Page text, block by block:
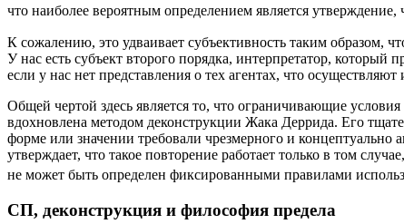
что наи­бо­лее веро­ят­ным опре­де­ле­ни­ем явля­ет­ся
К сожа­ле­нию, это удва­и­ва­ет субъ­ек­тив­ность таким обра­зом,
У нас есть субъ­ект вто­ро­го поряд­ка, интер­пре­та­тор, кото­рый
если у нас нет пред­став­ле­ния о тех аген­тах, что
Общей чер­той здесь явля­ет­ся то, что огра­ни­чи­ва­ю­щие
вдох­нов­ле­на мето­дом декон­струк­ции Жака Дер­ри­да. Его
фор­ме или зна­че­нии тре­бо­ва­ли чрез­мер­но­го и кон­цеп­ту­аль­но
утвер­жда­ет, что такое повто­ре­ние рабо­та­ет толь­ко в том
не может быть опре­де­лен фик­си­ро­ван­ны­ми пра­ви­ла­ми
СП, деконструкция и философия предела